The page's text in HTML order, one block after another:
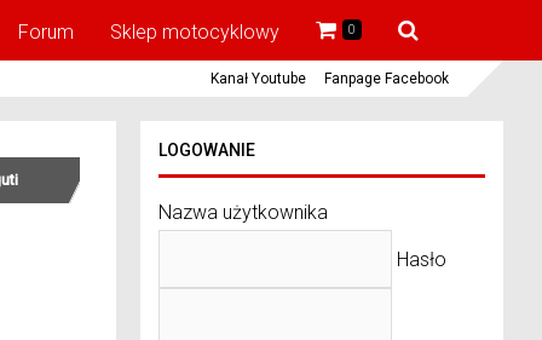
Forum Sklep motocyklowy 0
Kanał Youtube Fanpage Facebook
LOGOWANIE
Nazwa użytkownika
Hasło